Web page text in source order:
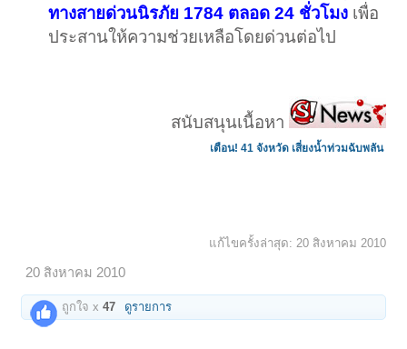
ทางสายด่วนนิรภัย 1784 ตลอด 24 ชั่วโมง เพื่อ
ประสานให้ความช่วยเหลือโดยด่วนต่อไป
สนับสนุนเนื้อหา
เตือน! 41 จังหวัด เสี่ยงน้ำท่วมฉับพลัน
แก้ไขครั้งล่าสุด: 20 สิงหาคม 2010
20 สิงหาคม 2010
ถูกใจ x47 ดูรายการ